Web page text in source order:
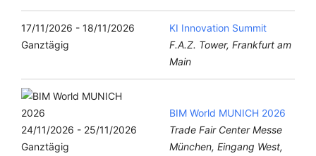
17/11/2026 - 18/11/2026
Ganztägig
KI Innovation Summit
F.A.Z. Tower, Frankfurt am
Main
24/11/2026 - 25/11/2026
Ganztägig
BIM World MUNICH 2026
Trade Fair Center Messe
München, Eingang West,